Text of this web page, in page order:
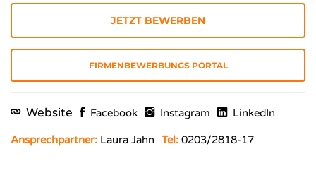
JETZT BEWERBEN
FIRMENBEWERBUNGS PORTAL
Website Facebook Instagram LinkedIn
Ansprechpartner: Laura Jahn Tel: 0203/2818-17